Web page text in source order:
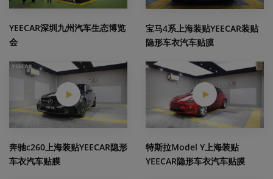
YEECAR深圳九州汽车生态博览
会
宝马4系上海装贴YEECAR装贴
隐形车衣汽车贴膜
奔驰c260上海装贴YEECAR隐形
车衣汽车贴膜
特斯拉Model Y上海装贴
YEECAR隐形车衣汽车贴膜